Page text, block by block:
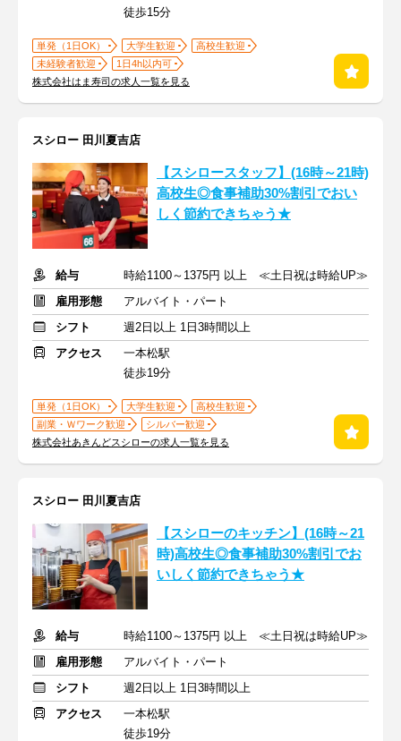
徒歩15分
単発（1日OK） 大学生歓迎
高校生歓迎
未経験者歓迎
1日4h以内可
株式会社はま寿司の求人一覧を見る
スシロー 田川夏吉店
【スシロースタッフ】(16時～21時)
高校生◎食事補助30%割引でおい
しく節約できちゃう★
給与
時給1100～1375円 以上 ≪土日祝は時給UP≫
雇用形態
アルバイト・パート
シフト
週2日以上 1日3時間以上
アクセス
一本松駅
徒歩19分
単発（1日OK） 大学生歓迎
高校生歓迎
副業・Ｗワーク歓迎
シルバー歓迎
株式会社あきんどスシローの求人一覧を見る
スシロー 田川夏吉店
【スシローのキッチン】(16時～21
時)高校生◎食事補助30%割引でお
いしく節約できちゃう★
給与
時給1100～1375円 以上 ≪土日祝は時給UP≫
雇用形態
アルバイト・パート
シフト
週2日以上 1日3時間以上
アクセス
一本松駅
徒歩19分